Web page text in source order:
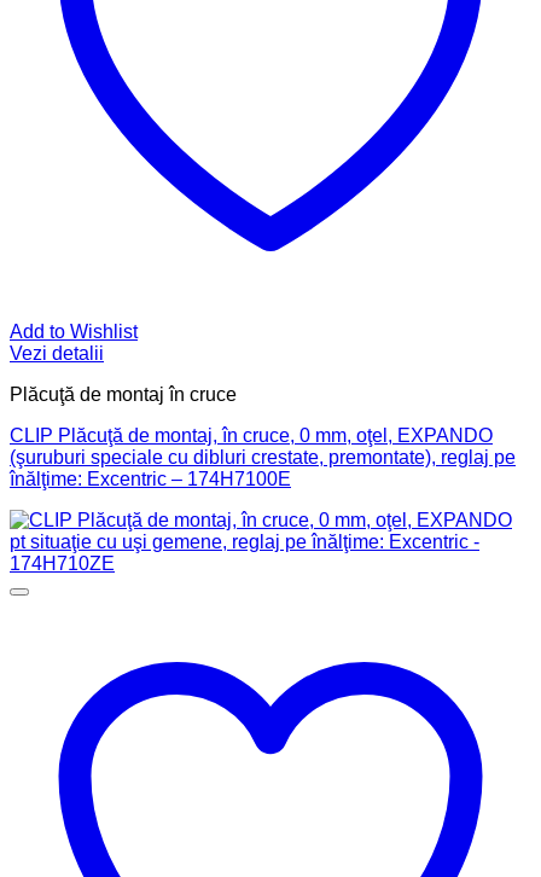
Add to Wishlist
Vezi detalii
Plăcuţă de montaj în cruce
CLIP Plăcuţă de montaj, în cruce, 0 mm, oţel, EXPANDO
(şuruburi speciale cu dibluri crestate, premontate), reglaj pe
înălţime: Excentric – 174H7100E